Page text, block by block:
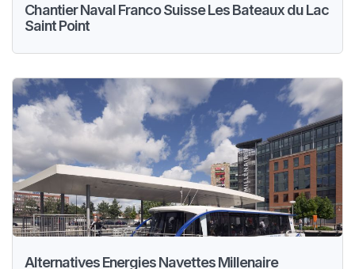
Chantier Naval Franco Suisse Les Bateaux du Lac
Saint Point
Alternatives Energies Navettes Millenaire